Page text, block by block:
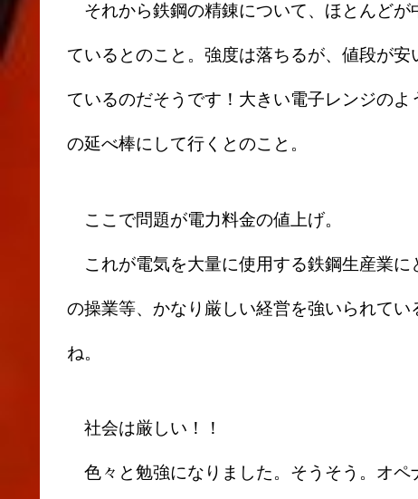
それから鉄鋼の精錬について、ほとんどが
ているとのこと。強度は落ちるが、値段が
ているのだそうです！大きい電子レンジの
の延べ棒にして行くとのこと。
ここで問題が電力料金の値上げ。
これが電気を大量に使用する鉄鋼生産業に
の操業等、かなり厳しい経営を強いられて
ね。
社会は厳しい！！
色々と勉強になりました。そうそう。オペ